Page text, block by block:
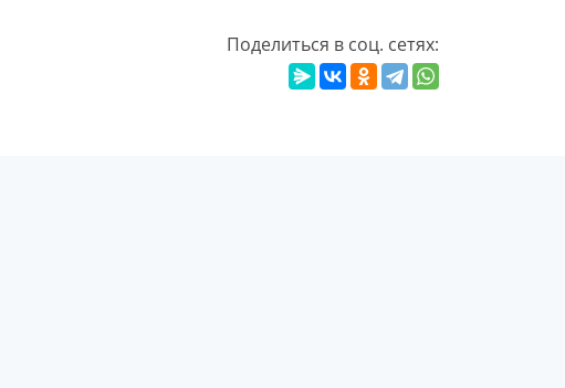
Поделиться в соц. сетях: